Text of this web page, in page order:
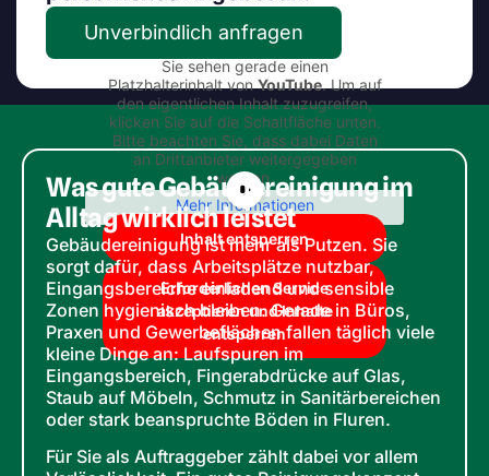
Unverbindlich anfragen
Sie sehen gerade einen
Platzhalterinhalt vonYouTube. Um auf
den eigentlichen Inhalt zuzugreifen,
klicken Sie auf die Schaltfläche unten.
Bitte beachten Sie, dass dabei Daten
an Drittanbieter weitergegeben
werden.
Mehr Informationen
Inhalt entsperren
Erforderlichen Service
akzeptieren und Inhalte
entsperren
Was gute Gebäudereinigung im
Alltag wirklich leistet
Gebäudereinigung ist mehr als Putzen. Sie
sorgt dafür, dass Arbeitsplätze nutzbar,
Eingangsbereiche einladend und sensible
Zonen hygienisch bleiben. Gerade in Büros,
Praxen und Gewerbeflächen fallen täglich viele
kleine Dinge an: Laufspuren im
Eingangsbereich, Fingerabdrücke auf Glas,
Staub auf Möbeln, Schmutz in Sanitärbereichen
oder stark beanspruchte Böden in Fluren.
Für Sie als Auftraggeber zählt dabei vor allem